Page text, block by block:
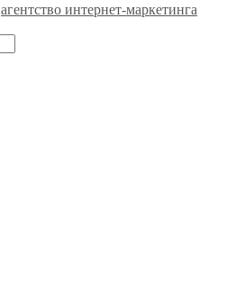
агентство интернет-маркетинга